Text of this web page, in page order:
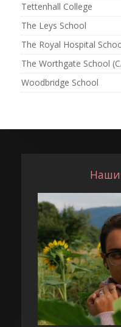
Tettenhall College
The Leys School
The Royal Hospital
The Worthgate School
Woodbridge School